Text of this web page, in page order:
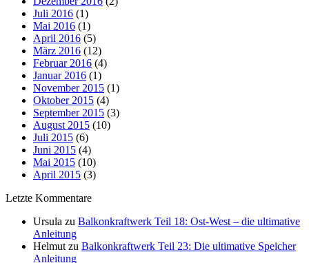
Juli 2016 (1)
Mai 2016 (1)
April 2016 (5)
März 2016 (12)
Februar 2016 (4)
Januar 2016 (1)
November 2015 (1)
Oktober 2015 (4)
September 2015 (3)
August 2015 (10)
Juli 2015 (6)
Juni 2015 (4)
Mai 2015 (10)
April 2015 (3)
Letzte Kommentare
Ursula zu Balkonkraftwerk Teil 18: Ost-West – die ultimative
Anleitung
Helmut zu Balkonkraftwerk Teil 23: Die ultimative Speicher
Anleitung